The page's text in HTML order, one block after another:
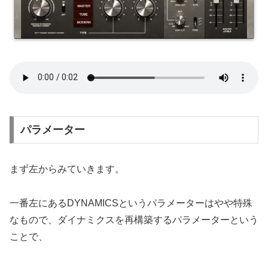
パラメーター
まず左からみていきます。
一番左にあるDYNAMICSというパラメーターはやや特殊
なもので、ダイナミクスを再構築するパラメーターという
ことで、